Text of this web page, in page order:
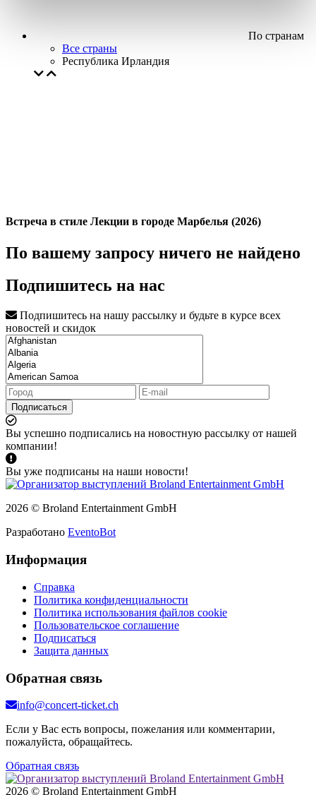
По странам
Все страны
Республика Ирландия
Встреча в стиле Лекции в городе Марбелья (2026)
По вашему запросу ничего не найдено
Подпишитесь на нас
Подпишитесь на нашу рассылку и будьте в курсе всех
новостей и скидок
Подписаться
Вы успешно подписались на новостную рассылку от нашей
компании!
Вы уже подписаны на наши новости!
2026 © Broland Entertainment GmbH
Разработано EventoBot
Информация
Справка
Политика конфиденциальности
Политика использования файлов cookie
Пользовательское соглашение
Подписаться
Защита данных
Обратная связь
info@concert-ticket.ch
Если у Вас есть вопросы, пожелания или комментарии,
пожалуйста, обращайтесь.
Обратная связь
2026 © Broland Entertainment GmbH